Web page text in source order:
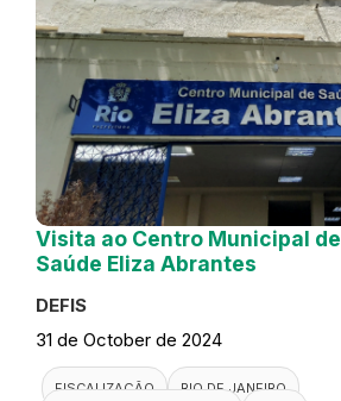
Visita ao Centro Municipal de
Saúde Eliza Abrantes
DEFIS
31 de October de 2024
FISCALIZAÇÃO
RIO DE JANEIRO